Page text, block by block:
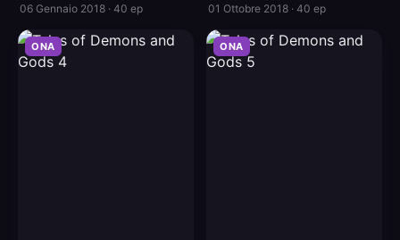
06 Gennaio 2018 · 40 ep 01 Ottobre 2018 · 40 ep
ONA ONA